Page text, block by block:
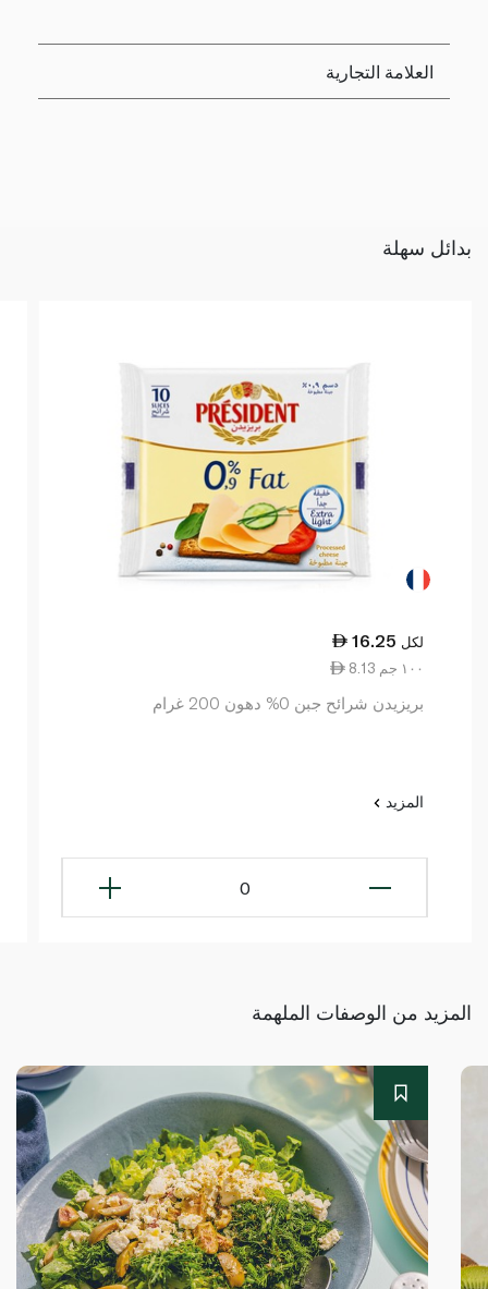
العلامة التجارية
بدائل سهلة
16.25 لكل
8.13 ١٠٠ جم
بريزيدن شرائح جبن 0% دهون 200 غرام
المزيد
0
المزيد من الوصفات الملهمة